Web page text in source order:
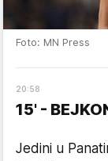
Foto: MN Press
20:58
15' -
Jedini u